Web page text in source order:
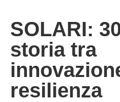
SOLARI:
storia tra
resilienza